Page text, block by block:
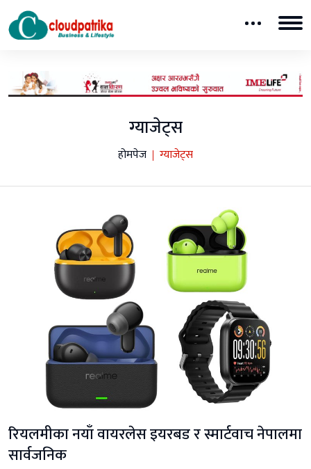
ग्याजेट्स
होमपेज ग्याजेट्स
रियलमीका नयाँ वायरलेस इयरबड र स्मार्टवाच नेपालमा
सार्वजनिक